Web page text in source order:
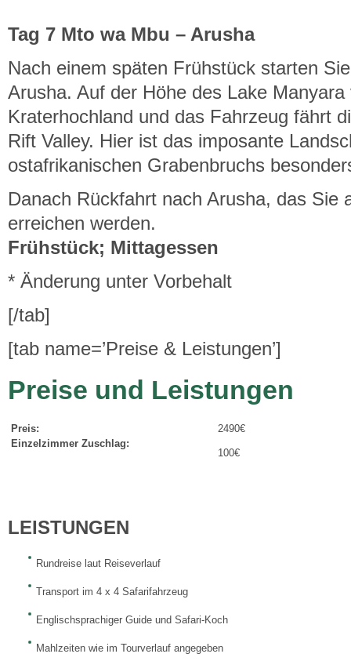
Tag 7 Mto wa Mbu – Arusha
Nach einem späten Frühstück starten
Arusha. Auf der Höhe des Lake
Kraterhochland und das Fahrzeug fährt
Rift Valley. Hier ist das imposante
ostafrikanischen Grabenbruchs
Danach Rückfahrt nach Arusha, das Sie
erreichen werden.
Frühstück; Mittagessen
* Änderung unter Vorbehalt
[/tab]
[tab name=’Preise & Leistungen’]
Preise und Leistungen
Preis:
Einzelzimmer Zuschlag:
2490€
100€
LEISTUNGEN
Rundreise laut Reiseverlauf
Transport im 4 x 4 Safarifahrzeug
Englischsprachiger Guide und Safari-Koch
Mahlzeiten wie im Tourverlauf angegeben